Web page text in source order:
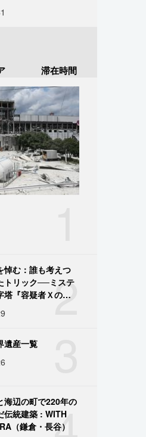
滞在時間
2
悼む：誰も考えつ
トリック──ミステ
塔『容疑者Ｘの献
遺産一覧
海辺の町で220年の
伝統建築 : WITH
（鎌倉・長谷）